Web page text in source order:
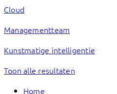
Cloud
Managementteam
Kunstmatige intelligentie
Toon alle resultaten
Home